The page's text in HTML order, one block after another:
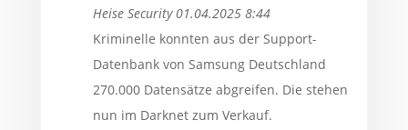
Heise Security 01.04.2025 8:44
Kriminelle konnten aus der Support-
Datenbank von Samsung Deutschland
270.000 Datensätze abgreifen. Die stehen
nun im Darknet zum Verkauf.